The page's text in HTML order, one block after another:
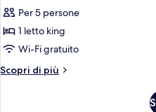
per
King,
Suite
1
Per 5 persone
1 letto king
Wi-Fi gratuito
Scopri di più
Altri